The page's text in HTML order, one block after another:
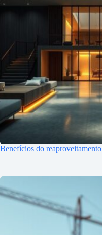
Benefícios do reaproveitamento